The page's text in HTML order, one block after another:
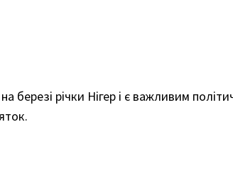
річки Нігер і є важливим